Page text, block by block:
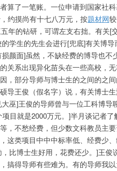
算了一笔账。一位申请到国家社
约摸尚有十七八万元，按题材网
年的钻研，可谓左支右拙。有关[
学生的先生会进行[兜底]有关博导
颜面]虽然，不缺经费的博导也不
关系出现异化苗头在一些高校，
，部分导师与博士生的之间的之
导王俊（假名字）说，有关博士
巫]王俊的导师曾与一位工科博导
目就是2000万元。]半月谈记者了
，不愁经费，但少数文科教员主
这类项目中中中标率低、经费少
比博士生好用，花费还少。]王俊说
搞得导师有些难为。有的导师我